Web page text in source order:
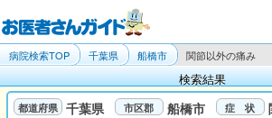
病院検索TOP 千葉県 船橋市 関節以外の痛み
検索結果
千葉県 船橋市